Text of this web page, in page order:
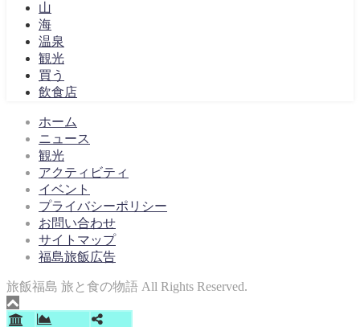
山
海
温泉
観光
買う
飲食店
ホーム
ニュース
観光
アクティビティ
イベント
プライバシーポリシー
お問い合わせ
サイトマップ
福島旅飯広告
旅飯福島 旅と食の物語 All Rights Reserved.